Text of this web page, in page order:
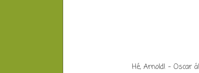
Hé, Arnold! - Oscar